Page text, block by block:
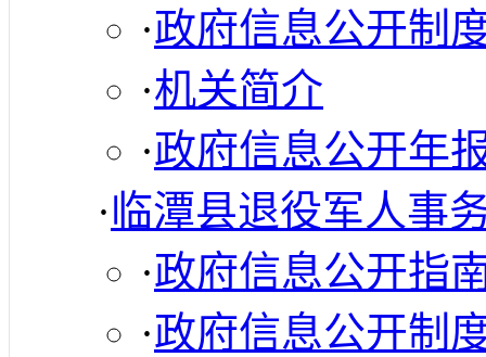
·政府信息公开制
·机关简介
·政府信息公开年
·临潭县退役军人事
·政府信息公开指
·政府信息公开制